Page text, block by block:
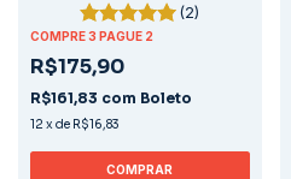
(2)
COMPRE 3 PAGUE 2
R$175,90
R$161,83 com Boleto
12 x de R$16,83
COMPRAR